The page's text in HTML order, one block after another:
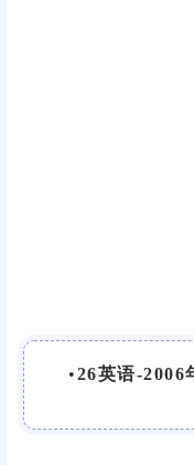
•26英语-2006